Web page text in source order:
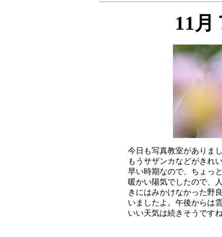
11月
今日も写真教室がありま
もうサザンカなどがきれ
早い時期なので、ちょっ
暖かい陽気でしたので、
きにはみかけなかった野
いましたよ。午後からは